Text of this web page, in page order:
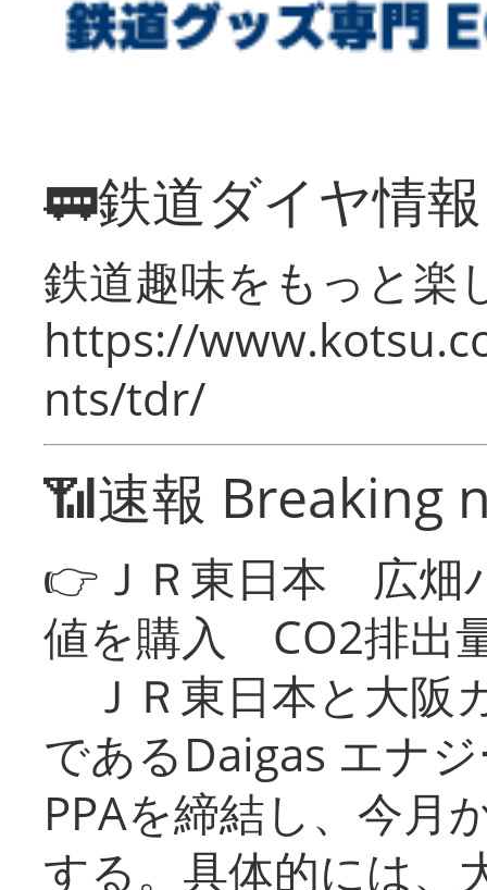
🚃鉄道ダイヤ情
鉄道趣味をもっと楽
https://
nts/tdr/
📶速報 Breaking
👉ＪＲ東日本 広畑
値を購入 CO2排出
ＪＲ東日本と大阪
であるDaigas エナ
PPAを締結し、今月
する。具体的には、